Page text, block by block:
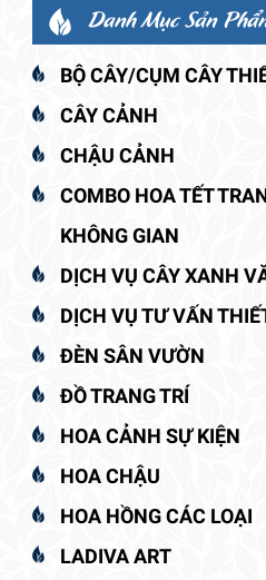
Danh Mục Sản
BỘ CÂY/CỤM CÂY
CÂY CẢNH
CHẬU CẢNH
COMBO HOA TẾT
KHÔNG GIAN
DỊCH VỤ CÂY XANH
DỊCH VỤ TƯ VẤN
ĐÈN SÂN VƯỜN
ĐỒ TRANG TRÍ
HOA CẢNH SỰ KIỆN
HOA CHẬU
HOA HỒNG CÁC LOẠI
LADIVA ART